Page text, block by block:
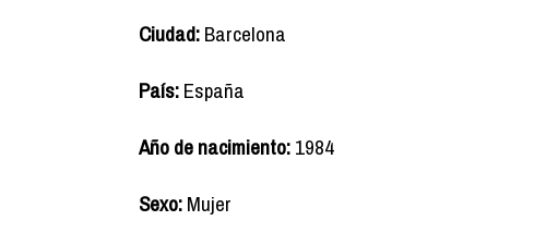
Ciudad:Barcelona
País:España
Año de nacimiento:1984
Sexo:Mujer